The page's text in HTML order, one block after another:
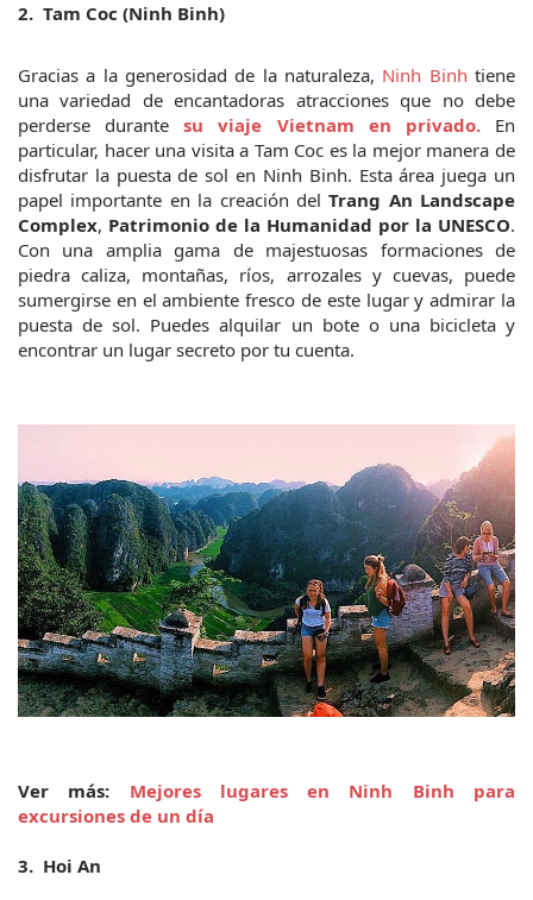
2.  Tam Coc (Ninh Binh)
Gracias a la generosidad de la naturaleza, Ninh Binh tiene
una variedad de encantadoras atracciones que no debe
perderse durante su viaje Vietnam en privado. En
particular, hacer una visita a Tam Coc es la mejor manera de
disfrutar la puesta de sol en Ninh Binh. Esta área juega un
papel importante en la creación del Trang An Landscape
Complex, Patrimonio de la Humanidad por la UNESCO.
Con una amplia gama de majestuosas formaciones de
piedra caliza, montañas, ríos, arrozales y cuevas, puede
sumergirse en el ambiente fresco de este lugar y admirar la
puesta de sol. Puedes alquilar un bote o una bicicleta y
encontrar un lugar secreto por tu cuenta.
Ver más: Mejores lugares en Ninh Binh para
excursiones de un día
3.  Hoi An